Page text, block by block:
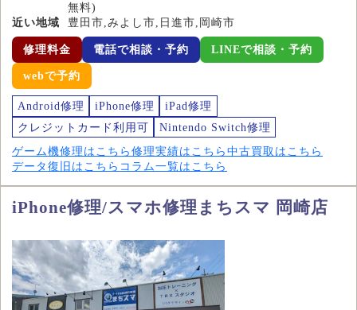
無料)
近い地域
豊田市,みよし市,日進市,岡崎市
修理料金 電話で相談・予約 LINEで相談・予約
webで予約
Android修理 iPhone修理
iPad修理
クレジットカード利用可
Nintendo Switch修理
ゲーム機修理はこちら 修理実績はこちら 中古買取はこちら
データ復旧はこちら コラム一覧はこちら
iPhone修理/スマホ修理まちスマ 岡崎店